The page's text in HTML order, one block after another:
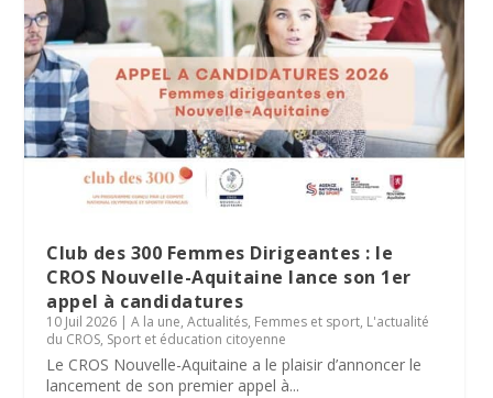
Le Village des Sports 2026 : dix jours de
partage et d’engagement
La minute RSO – Mai 2026
SPORT DATING 2026 : une matinée dédiée
à l’emploi et aux métiers du sport
Club des 300 Femmes Dirigeantes : le
CROS Nouvelle-Aquitaine lance son 1er
appel à candidatures
10 Juil 2026 |A la une,Actualités, Femmes et sport, L'actualité
du CROS, Sport et éducation citoyenne
Le CROS Nouvelle-Aquitaine a le plaisir d’annoncer le
lancement de son premier appel à...